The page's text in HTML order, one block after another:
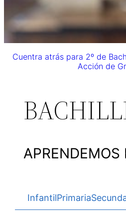
Cuentra atrás para 2º de
Acción de
APRENDEMOS
InfantilPrimaria